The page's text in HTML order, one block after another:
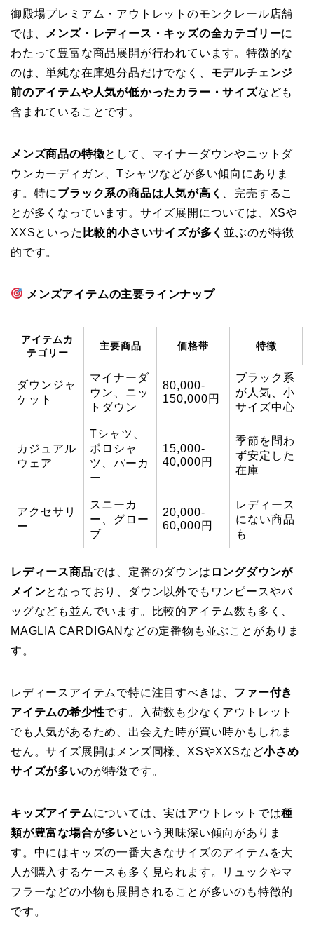
御殿場プレミアム・アウトレットのモンクレール店舗
では、
メンズ・レディース・キッズの全カテゴリーに
わたって豊富な商品展開が行われています。特徴的な
のは、単純な在庫処分品だけでなく、 モデルチェンジ
前のアイテムや人気が低かったカラー・サイズなども
含まれていることです。
メンズ商品の特徴として、マイナーダウンやニットダ
ウンカーディガン、Tシャツなどが多い傾向にありま
す。特に ブラック系の商品は人気が高く
、完売するこ
とが多くなっています。サイズ展開については、XSや
XXSといった 比較的小さいサイズが多く 並ぶのが特徴
的です。
メンズアイテムの主要ラインナップ
アイテムカ
テゴリー
主要商品 価格帯 特徴
ダウンジャ
ケット
マイナーダ
ウン、ニッ
トダウン
80,000-
150,000円
ブラック系
が人気、小
サイズ中心
カジュアル
ウェア
Tシャツ、
ポロシャ
ツ、パーカ
ー
15,000-
40,000円
季節を問わ
ず安定した
在庫
アクセサリ
ー
スニーカ
ー、グロー
ブ
20,000-
60,000円
レディース
にない商品
も
レディース商品では、定番のダウンは ロングダウンが
メインとなっており、ダウン以外でもワンピースやバ
ッグなども並んでいます。比較的アイテム数も多く、
MAGLIA CARDIGANなどの定番物も並ぶことがありま
す。
レディースアイテムで特に注目すべきは、 ファー付き
アイテムの希少性です。入荷数も少なくアウトレット
でも人気があるため、出会えた時が買い時かもしれま
せん。サイズ展開はメンズ同様、XSやXXSなど小さめ
サイズが多いのが特徴です。
キッズアイテムについては、実はアウトレットでは種
類が豊富な場合が多いという興味深い傾向がありま
す。中にはキッズの一番大きなサイズのアイテムを大
人が購入するケースも多く見られます。リュックやマ
フラーなどの小物も展開されることが多いのも特徴的
です。